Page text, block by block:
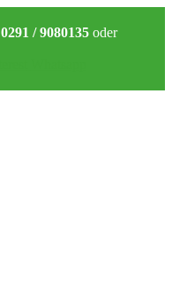
0291 / 9080135 oder